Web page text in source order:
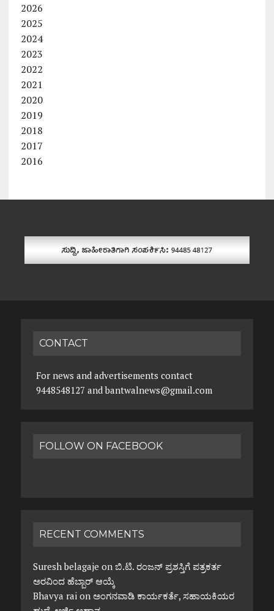
2026
2025
2024
2023
2022
2021
2020
2019
2018
2017
2016
CONTACT
For news and advertisements contact
9448548127 and bantwalnews@gmail.com
FOLLOW ON FACEBOOK
RECENT COMMENTS
Suresh belagaje on ಬಿ.ಟಿ. ರಂಜನ್ ಪ್ರಶಸ್ತಿಗೆ ಪತ್ರಕರ್ತ
ಅರವಿಂದ ಹೆಬ್ಬಾರ್ ಆಯ್ಕೆ
Bhavya raion ಅಂಗನವಾಡಿ ಕಾರ್ಯಕರ್ತೆ, ಸಹಾಯಕಿಯರ